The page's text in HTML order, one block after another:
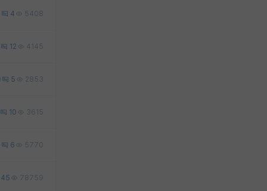
4 5408
12 4145
5 2853
10 3615
6 5770
45 78759